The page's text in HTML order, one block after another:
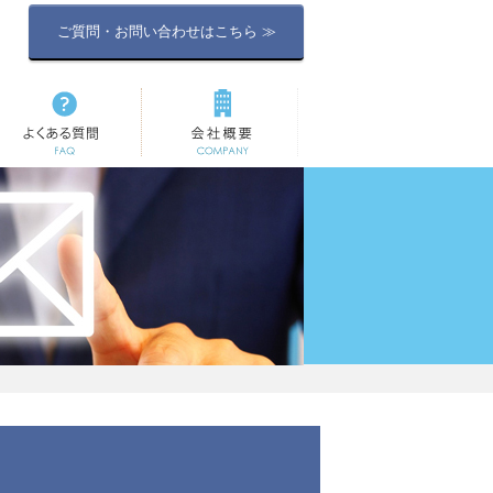
ご質問・お問い合わせはこちら ≫
よくある質問 会社概要